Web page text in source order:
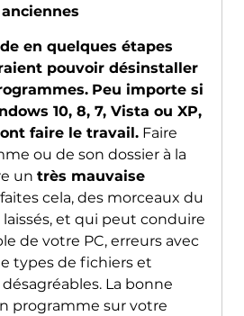
en quelques étapes
pouvoir désinstaller
Peu importe si
10, 8, 7, Vista ou XP,
faire le travail.Faire
ou de son dossier à la
un très mauvaise
faites cela, des morceaux du
et qui peut conduire
de votre PC, erreurs avec
types de fichiers et
La bonne
programme sur votre